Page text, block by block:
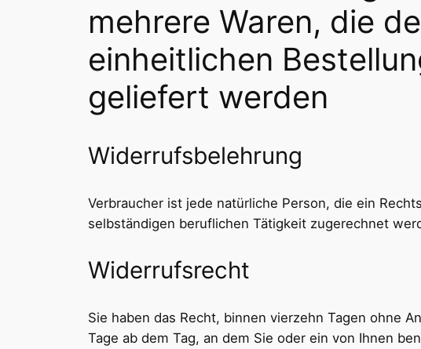
mehrere Waren, die
einheitlichen
geliefert werden
Widerrufsbelehrung
Verbraucher ist jede natürliche Person, die ein
selbständigen beruflichen Tätigkeit zugerechnet
Widerrufsrecht
Sie haben das Recht, binnen vierzehn Tagen ohne
Tage ab dem Tag, an dem Sie oder ein von Ihnen